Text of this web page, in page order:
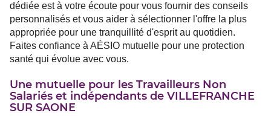
dédiée est à votre écoute pour vous fournir des conseils
personnalisés et vous aider à sélectionner l'offre la plus
appropriée pour une tranquillité d'esprit au quotidien.
Faites confiance à AÉSIO mutuelle pour une protection
santé qui évolue avec vous.
Une mutuelle pour les Travailleurs Non
Salariés et indépendants de VILLEFRANCHE
SUR SAONE